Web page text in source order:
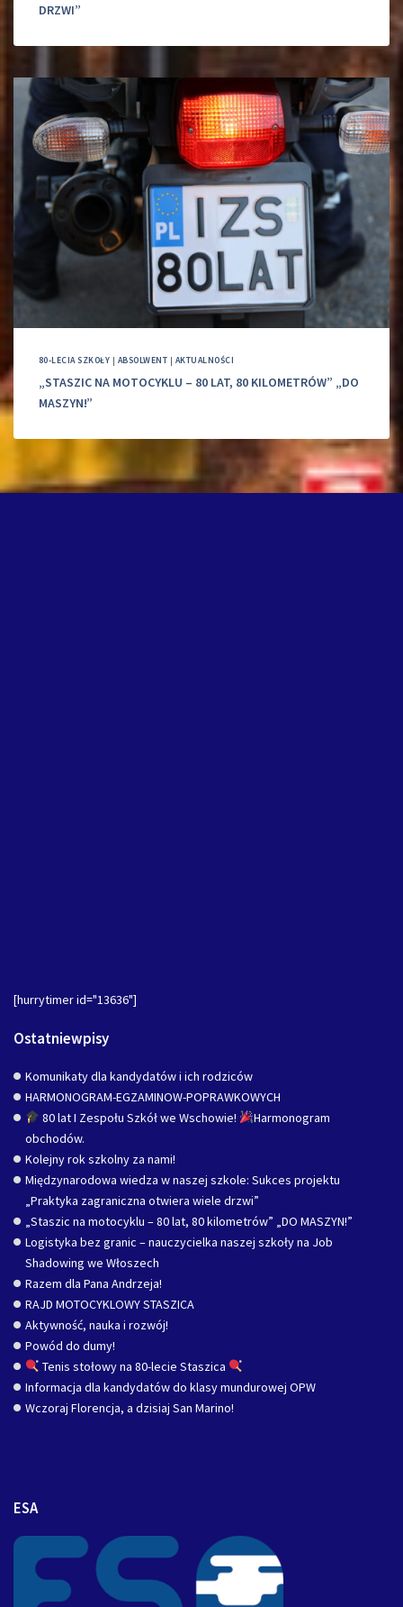
DRZWI”
80-LECIA SZKOŁY | ABSOLWENT | AKTUALNOŚCI
„STASZIC NA MOTOCYKLU – 80 LAT, 80 KILOMETRÓW” „DO
MASZYN!”
[hurrytimer id="13636"]
Ostatniewpisy
Komunikaty dla kandydatów i ich rodziców
HARMONOGRAM-EGZAMINOW-POPRAWKOWYCH
80 lat I Zespołu Szkół we Wschowie!
Harmonogram
obchodów.
Kolejny rok szkolny za nami!
Międzynarodowa wiedza w naszej szkole: Sukces projektu
„Praktyka zagraniczna otwiera wiele drzwi”
„Staszic na motocyklu – 80 lat, 80 kilometrów” „DO MASZYN!”
Logistyka bez granic – nauczycielka naszej szkoły na Job
Shadowing we Włoszech
Razem dla Pana Andrzeja!
RAJD MOTOCYKLOWY STASZICA
Aktywność, nauka i rozwój!
Powód do dumy!
Tenis stołowy na 80-lecie Staszica
Informacja dla kandydatów do klasy mundurowej OPW
Wczoraj Florencja, a dzisiaj San Marino!
ESA